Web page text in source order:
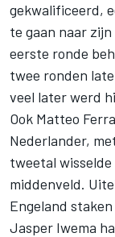
gekwalificeerd,
te gaan naar
eerste ronde
twee ronden
veel later werd
Ook Matteo
Nederlander,
tweetal
middenveld.
Engeland
Jasper Iwema